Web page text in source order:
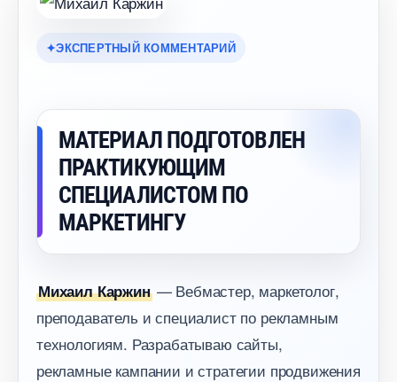
ЭКСПЕРТНЫЙ КОММЕНТАРИЙ
МАТЕРИАЛ ПОДГОТОВЛЕН
ПРАКТИКУЮЩИМ
СПЕЦИАЛИСТОМ ПО
МАРКЕТИНГУ
Михаил Каржин— Вебмастер, маркетолог,
преподаватель и специалист по рекламным
технологиям. Разрабатываю сайты,
рекламные кампании и стратегии продвижения